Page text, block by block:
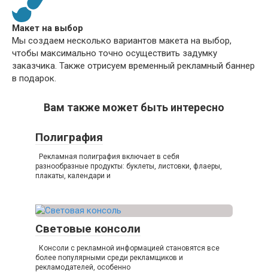
Макет на выбор
Мы создаем несколько вариантов макета на выбор,
чтобы максимально точно осуществить задумку
заказчика. Также отрисуем временный рекламный баннер
в подарок.
Вам также может быть интересно
Полиграфия
Рекламная полиграфия включает в себя
разнообразные продукты: буклеты, листовки, флаеры,
плакаты, календари и
Световые консоли
Консоли с рекламной информацией становятся все
более популярными среди рекламщиков и
рекламодателей, особенно